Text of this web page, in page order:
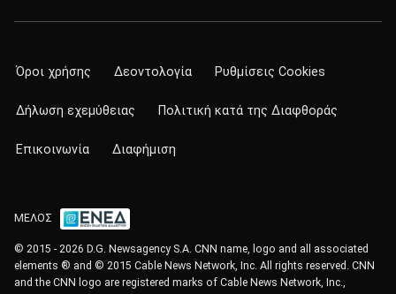
Όροι χρήσης Δεοντολογία Ρυθμίσεις Cookies
Δήλωση εχεμύθειας Πολιτική κατά της Διαφθοράς
Επικοινωνία Διαφήμιση
ΜΕΛΟΣ
© 2015 - 2026 D.G. Newsagency S.A. CNN name, logo and all associated
elements ® and © 2015 Cable News Network, Inc. All rights reserved. CNN
and the CNN logo are registered marks of Cable News Network, Inc.,